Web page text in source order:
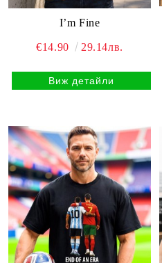
I’m Fine
€14.90 29.14лв.
Виж детайли